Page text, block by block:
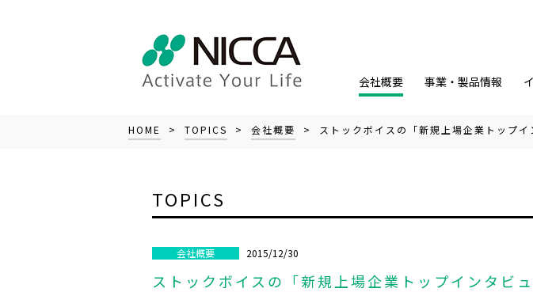
会社概要 事業・製品情報
HOME > TOPICS > 会社概要 > ストックボイスの「新規上場企業トップイ
TOPICS
会社概要 2015/12/30
ストックボイスの「新規上場企業トップインタビ